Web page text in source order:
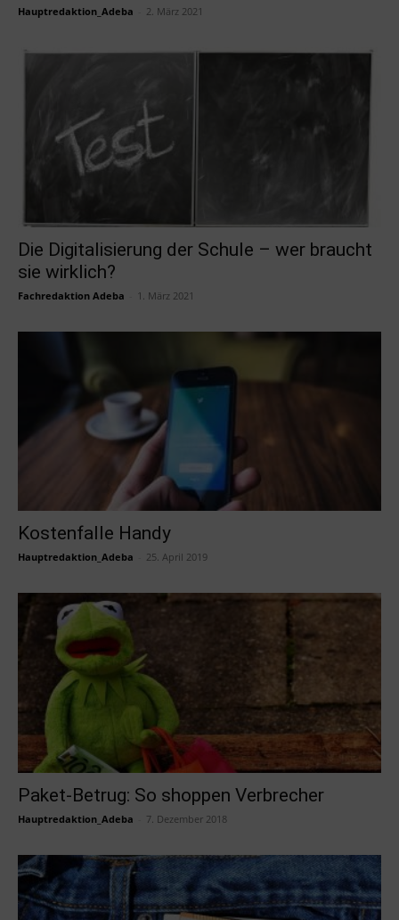
Hauptredaktion_Adeba 2. März 2021
Die Digitalisierung der Schule – wer braucht
sie wirklich?
Fachredaktion Adeba 1. März 2021
Kostenfalle Handy
Hauptredaktion_Adeba 25. April 2019
Paket-Betrug: So shoppen Verbrecher
Hauptredaktion_Adeba 7. Dezember 2018